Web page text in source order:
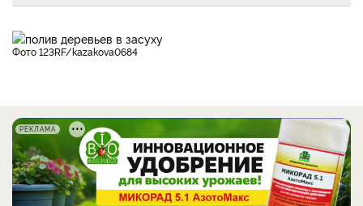
фото 123RF/kazakova0684
РЕКЛАМА